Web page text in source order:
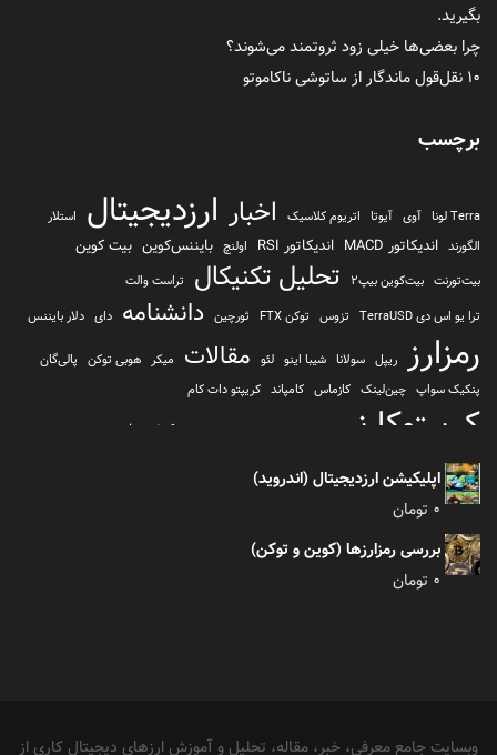
بگیرید.
چرا بعضی‌ها خیلی زود ثروتمند می‌شوند؟
۱۰ نقل‌قول ماندگار از ساتوشی ناکاموتو
برچسب
Terra لونا آوی آیوتا اتریوم کلاسیک اخبار ارزدیجیتال
استلار
الگورند اندیکاتور MACD اندیکاتور RSI اولنچ بایننس‌کوین بیت کوین
بیت‌تورنت بیت‌کوین بیپ2 تحلیل تکنیکال
تراست والت
ترا یو اس دی TerraUSD
تزوس توکن FTX ثورچین دانشنامه دای دلار بایننس
رمزارز ریپل سولانا شیبا اینو لئو مقالات میکر هوبی توکن پالی‌گان
پنکیک سواپ چین‌لینک کازماس کامپاند کریپتو دات کام
کریپتوکارنسی کیف پول
کیف پول تراست والت
اپلیکیشن ارزدیجیتال (اندروید)
0 تومان
بررسی رمزارزها (کوین و توکن)
0 تومان
وبسایت جامع معرفی، خبر، مقاله، تحلیل و آموزش ارزهای دیجیتال کاری از